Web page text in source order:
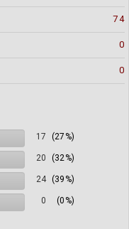
74
0
0
17 (27%)
20 (32%)
24 (39%)
0 (0%)